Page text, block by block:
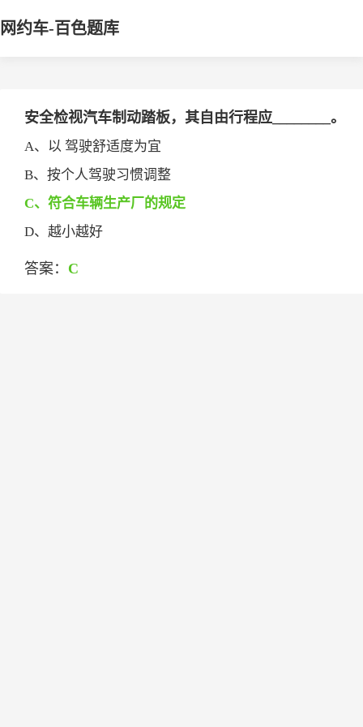
网约车-百色题库
安全检视汽车制动踏板，其自由行程应________。
A、以 驾驶舒适度为宜
B、按个人驾驶习惯调整
C、符合车辆生产厂的规定
D、越小越好
答案： C